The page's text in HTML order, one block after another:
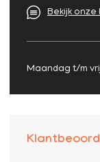
Bekijk
Maandag t/m